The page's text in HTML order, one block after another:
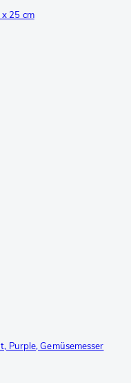
25 cm
Purple, Gemüsemesser